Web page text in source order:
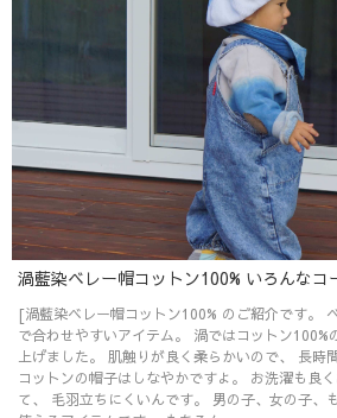
渦藍染ベレー帽コットン100% いろんなコ
[渦藍染ベレー帽コットン100% のご紹介です。 ベレー帽は、いろんなコーデ
で合わせやすいアイテム。 渦ではコットン100%
上げました。 肌触りが良く柔らかいので、 長時
コットンの帽子はしなやかですよ。 お洗濯も良くあるアクリル素材と違っ
て、 毛羽立ちにくいんです。 男の子、女の子、もちろん大人も、 みーんな